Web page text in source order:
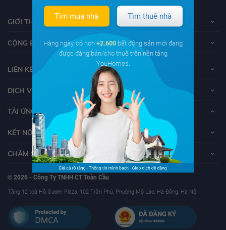
GIỚI THIỆU VỀ YOUHOMES
CỘNG ĐỒNG YOUHOMERS
LIÊN KẾT
DỊCH VỤ KHÁCH HÀNG
TẢI ỨNG DỤNG YOUHOMES
KẾT NỐI VỚI YOUHOMES
CHĂM SÓC KHÁCH HÀNG
© 2026 - Công Ty TNHH CT Toàn Cầu
Tầng 12 toà Hồ Gươm Plaza, 102 Trần Phú, Phường Mộ Lao, Hà Đông, Hà Nội
Tìm mua nhà Tìm thuê nhà
Hàng ngày, có hơn +2.600 bất động sản mới đang
được đăng bán/cho thuê trên nền tảng
YouHomes.